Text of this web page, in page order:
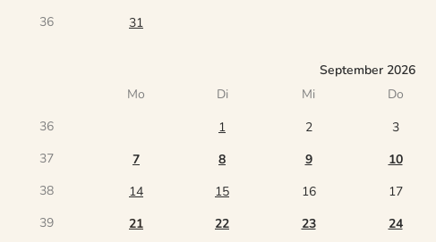
36
31
September 2026
Mo
Di Mi Do
36
1 2 3
37
7 8 9 10
38
14 15 16 17
39
21 22 23 24